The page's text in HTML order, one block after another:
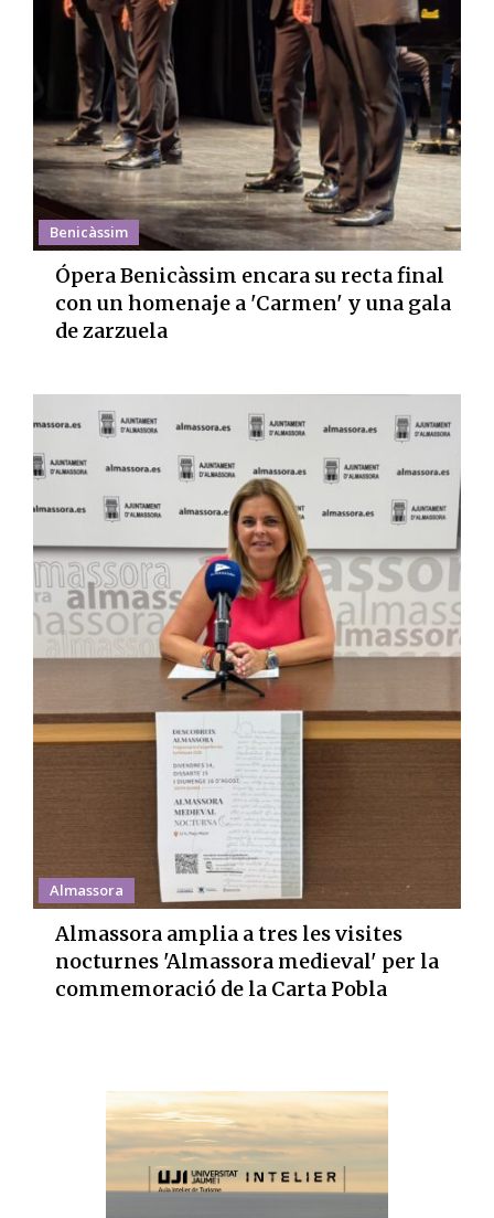
Benicàssim
Ópera Benicàssim encara su recta final
con un homenaje a 'Carmen' y una gala
de zarzuela
Almassora
Almassora amplia a tres les visites
nocturnes 'Almassora medieval' per la
commemoració de la Carta Pobla